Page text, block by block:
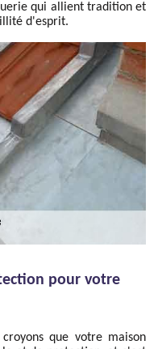
qui allient tradition et
d'esprit.
pour votre
croyons que votre maison